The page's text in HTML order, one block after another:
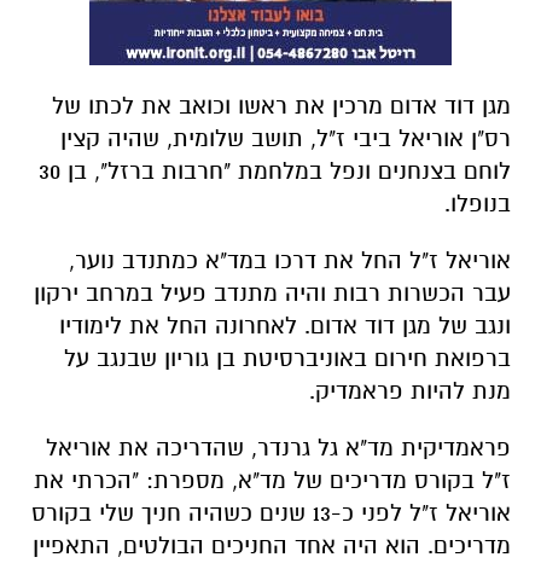
מגן דוד אדום מרכין את ראשו וכואב את לכתו של
רס"ן אוריאל ביבי ז"ל, תושב שלומית, שהיה קצין
לוחם בצנחנים ונפל במלחמת "חרבות ברזל", בן 30
בנופלו.
אוריאל ז"ל החל את דרכו במד"א כמתנדב נוער,
עבר הכשרות רבות והיה מתנדב פעיל במרחב ירקון
ונגב של מגן דוד אדום. לאחרונה החל את לימודיו
ברפואת חירום באוניברסיטת בן גוריון שבנגב על
מנת להיות פראמדיק.
פראמדיקית מד"א גל גרנדר, שהדריכה את אוריאל
ז"ל בקורס מדריכים של מד"א, מספרת: "הכרתי את
אוריאל ז"ל לפני כ-13 שנים כשהיה חניך שלי בקורס
מדריכים. הוא היה אחד החניכים הבולטים, התאפיין